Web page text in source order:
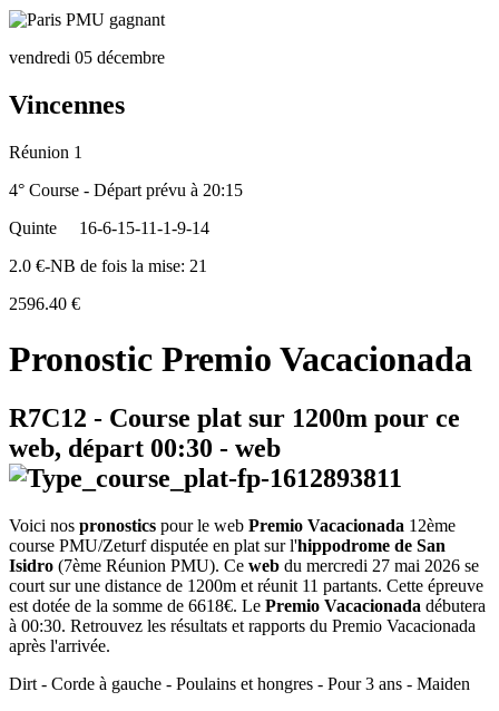
vendredi 05 décembre
Vincennes
Réunion 1
4° Course - Départ prévu à 20:15
Quinte
16-6-15-11-1-9-14
2.0 €-NB de fois la mise: 21
2596.40 €
Pronostic Premio Vacacionada
R7C12 - Course plat sur 1200m pour ce
web, départ 00:30 - web
Voici nos pronostics pour le web Premio Vacacionada 12ème
course PMU/Zeturf disputée en plat sur l'hippodrome de San
Isidro (7ème Réunion PMU). Ce web du mercredi 27 mai 2026 se
court sur une distance de 1200m et réunit 11 partants. Cette épreuve
est dotée de la somme de 6618€. Le Premio Vacacionada débutera
à 00:30. Retrouvez les résultats et rapports du Premio Vacacionada
après l'arrivée.
Dirt - Corde à gauche - Poulains et hongres - Pour 3 ans - Maiden